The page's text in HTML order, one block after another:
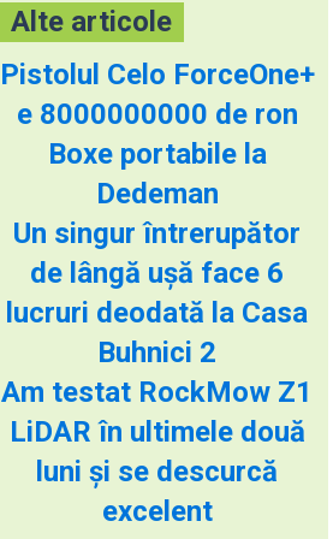
Alte articole
Pistolul Celo ForceOne+
e 8000000000 de ron
Boxe portabile la
Dedeman
Un singur întrerupător
de lângă ușă face 6
lucruri deodată la Casa
Buhnici 2
Am testat RockMow Z1
LiDAR în ultimele două
luni și se descurcă
excelent